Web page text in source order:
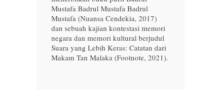
Mustafa Badrul Mustafa Badrul
Mustafa (Nuansa Cendekia, 2017)
dan sebuah kajian kontestasi memori
negara dan memori kultural berjudul
Suara yang Lebih Keras: Catatan dari
Makam Tan Malaka (Footnote, 2021).